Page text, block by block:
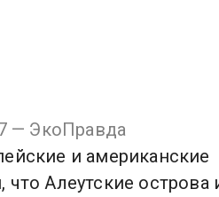
— ЭкоПравда
и американские
что Алеутские острова